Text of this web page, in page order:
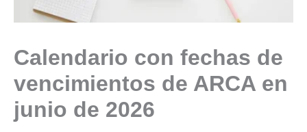
Calendario con fechas de
vencimientos de ARCA en
junio de 2026